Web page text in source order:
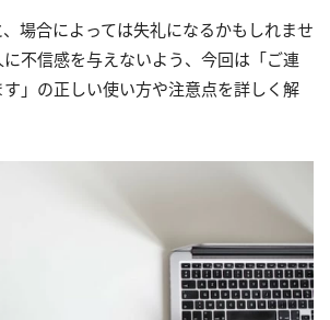
場合によっては失礼になるかもしれませ
不信感を与えないよう、今回は「ご連
」の正しい使い方や注意点を詳しく解